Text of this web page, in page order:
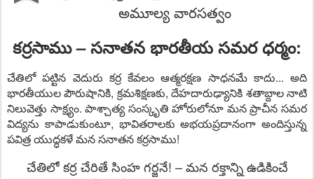
అమూల్య వారసత్వం
కర్రసాము – సనాతన భారతీయ సమర ధర్మం:
చేతిలో పట్టిన వెదురు కర్ర కేవలం ఆత్మరక్షణ సాధనమే కాదు... అది
భారతీయుల పౌరుషానికి, క్రమశిక్షణకు, దేహదారుఢ్యానికి శతాబ్దాల నాటి
నిలువెత్తు సాక్ష్యం. పాశ్చాత్య సంస్కృతి హోరులోనూ మన ప్రాచీన సమర
విద్యను కాపాడుకుంటూ, భావితరాలకు అభయప్రదానంగా అందిస్తున్న
పవిత్ర యుద్ధకళే మన సనాతన కర్రసాము!
చేతిలో కర్ర చేరితే సింహ గర్జనే! – మన రక్తాన్ని ఉడికించే